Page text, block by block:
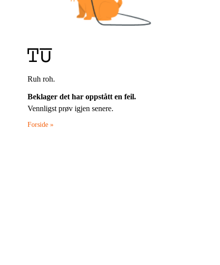
Ruh roh.
Beklager det har oppstått en feil.
Vennligst prøv igjen senere.
Forside »